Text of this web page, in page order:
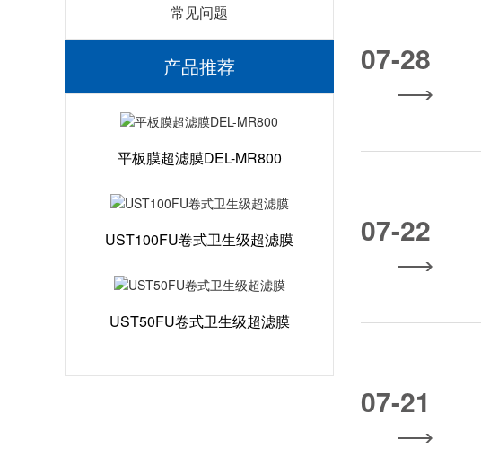
常见问题
产品推荐
平板膜超滤膜DEL-MR800
UST100FU卷式卫生级超滤膜
UST50FU卷式卫生级超滤膜
07-28
07-22
07-21